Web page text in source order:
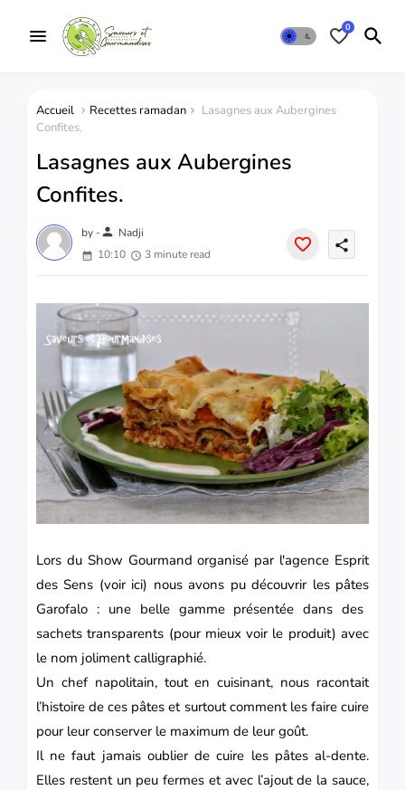
0
Accueil Recettes ramadan
Lasagnes aux Aubergines
Confites.
Lasagnes aux Aubergines
Confites.
by -person Nadji
10:10
3 minute read
share
Lors du Show Gourmand organisé par l'agence Esprit
des Sens (voir ici) nous avons pu découvrir les pâtes
Garofalo : une belle gamme présentée dans des
sachets transparents (pour mieux voir le produit) avec
le nom joliment calligraphié.
Un chef napolitain, tout en cuisinant, nous racontait
l’histoire de ces pâtes et surtout comment les faire cuire
pour leur conserver le maximum de leur goût.
Il ne faut jamais oublier de cuire les pâtes al-dente.
Elles restent un peu fermes et avec l’ajout de la sauce,